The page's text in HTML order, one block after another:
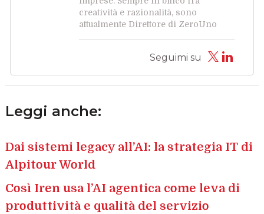
creatività e razionalità, sono
attualmente Direttore di ZeroUno
Seguimi su
Leggi anche:
Dai sistemi legacy all’AI: la strategia IT di
Alpitour World
Così Iren usa l’AI agentica come leva di
produttività e qualità del servizio